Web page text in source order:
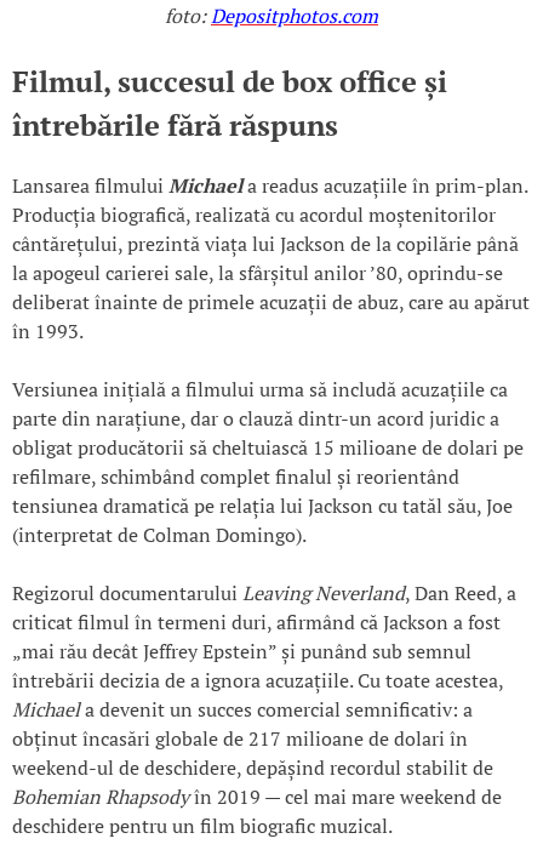
foto:Depositphotos.com
Filmul, succesul de box office și
întrebările fără răspuns
Lansarea filmului Michaela readus acuzațiile în prim-plan.
Producția biografică, realizată cu acordul moștenitorilor
cântărețului, prezintă viața lui Jackson de la copilărie până
la apogeul carierei sale, la sfârșitul anilor ’80, oprindu-se
deliberat înainte de primele acuzații de abuz, care au apărut
în 1993.
Versiunea inițială a filmului urma să includă acuzațiile ca
parte din narațiune, dar o clauză dintr-un acord juridic a
obligat producătorii să cheltuiască 15 milioane de dolari pe
refilmare, schimbând complet finalul și reorientând
tensiunea dramatică pe relația lui Jackson cu tatăl său, Joe
(interpretat de Colman Domingo).
Regizorul documentarului Leaving Neverland, Dan Reed, a
criticat filmul în termeni duri, afirmând că Jackson a fost
„mai rău decât Jeffrey Epstein” și punând sub semnul
întrebării decizia de a ignora acuzațiile. Cu toate acestea,
Michaela devenit un succes comercial semnificativ: a
obținut încasări globale de 217 milioane de dolari în
weekend-ul de deschidere, depășind recordul stabilit de
Bohemian Rhapsodyîn 2019 — cel mai mare weekend de
deschidere pentru un film biografic muzical.